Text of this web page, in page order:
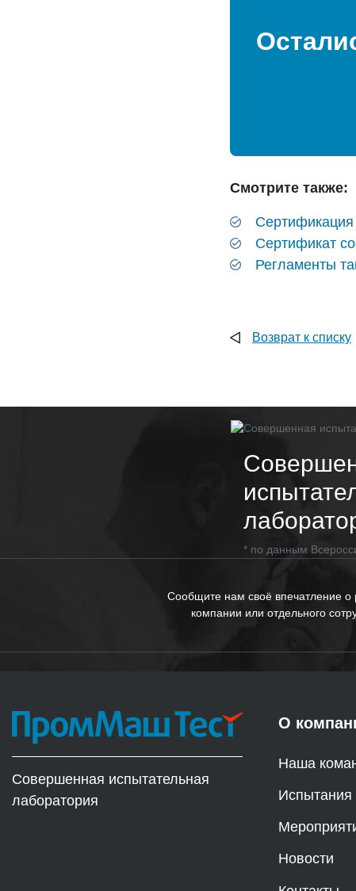
Смотрите также:
Cертификат
Регламенты
Возврат к списку
* по данным
Сообщите нам своё впечатление о
компании или отдельного
Совершенная испытательная
лаборатория
О
Наша
Испытания
Новости